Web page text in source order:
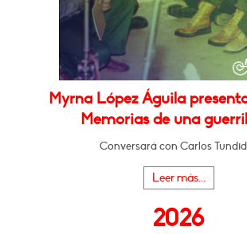
Myrna López Águila
Memorias de una
Conversará con Carlos
Leer más...
2026